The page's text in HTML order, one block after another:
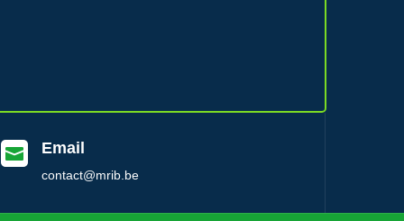
 Email
contact@mrib.be